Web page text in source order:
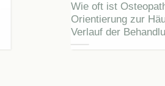
Wie oft ist
Orientierung zur
Verlauf der